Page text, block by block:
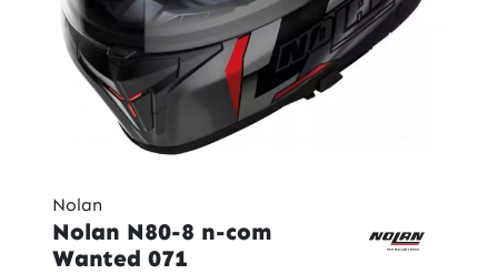
Nolan
Nolan N80-8 n-com
Wanted 071